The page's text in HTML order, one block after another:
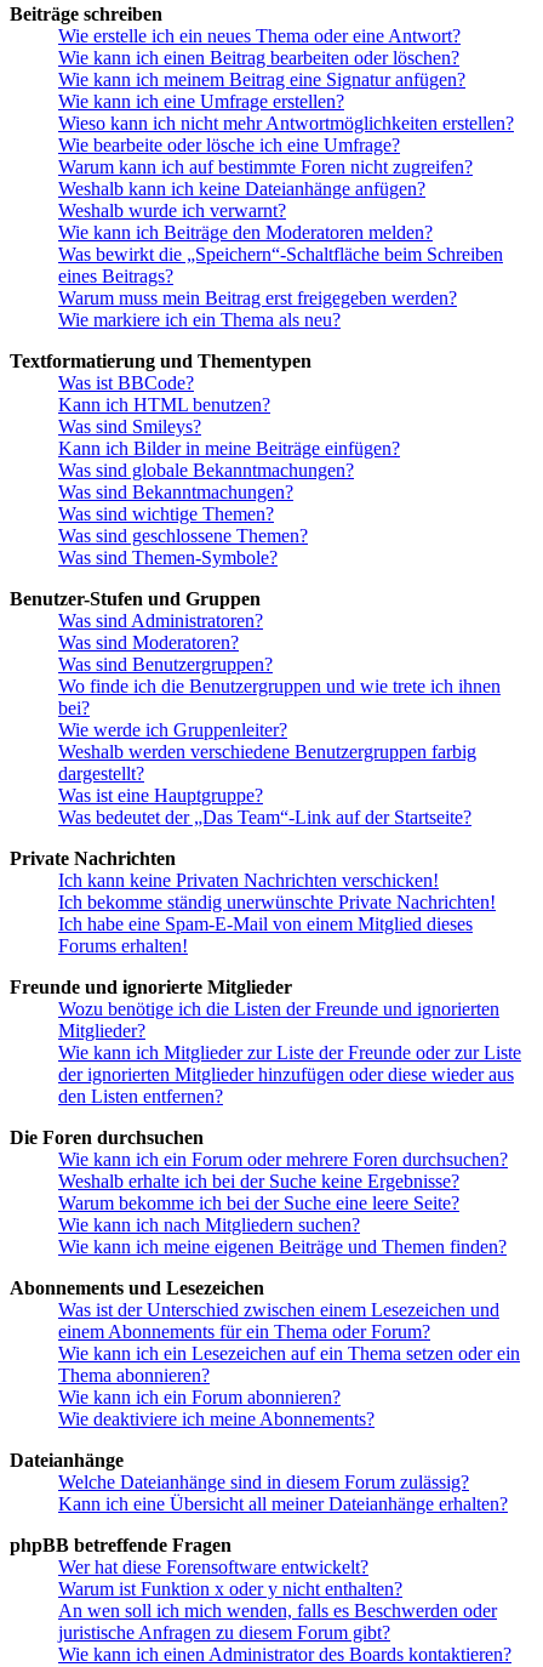
Beiträge schreiben
Wie erstelle ich ein neues Thema oder eine Antwort?
Wie kann ich einen Beitrag bearbeiten oder löschen?
Wie kann ich meinem Beitrag eine Signatur anfügen?
Wie kann ich eine Umfrage erstellen?
Wieso kann ich nicht mehr Antwortmöglichkeiten erstellen?
Wie bearbeite oder lösche ich eine Umfrage?
Warum kann ich auf bestimmte Foren nicht zugreifen?
Weshalb kann ich keine Dateianhänge anfügen?
Weshalb wurde ich verwarnt?
Wie kann ich Beiträge den Moderatoren melden?
Was bewirkt die „Speichern“-Schaltfläche beim Schreiben
eines Beitrags?
Warum muss mein Beitrag erst freigegeben werden?
Wie markiere ich ein Thema als neu?
Textformatierung und Thementypen
Was ist BBCode?
Kann ich HTML benutzen?
Was sind Smileys?
Kann ich Bilder in meine Beiträge einfügen?
Was sind globale Bekanntmachungen?
Was sind Bekanntmachungen?
Was sind wichtige Themen?
Was sind geschlossene Themen?
Was sind Themen-Symbole?
Benutzer-Stufen und Gruppen
Was sind Administratoren?
Was sind Moderatoren?
Was sind Benutzergruppen?
Wo finde ich die Benutzergruppen und wie trete ich ihnen
bei?
Wie werde ich Gruppenleiter?
Weshalb werden verschiedene Benutzergruppen farbig
dargestellt?
Was ist eine Hauptgruppe?
Was bedeutet der „Das Team“-Link auf der Startseite?
Private Nachrichten
Ich kann keine Privaten Nachrichten verschicken!
Ich bekomme ständig unerwünschte Private Nachrichten!
Ich habe eine Spam-E-Mail von einem Mitglied dieses
Forums erhalten!
Freunde und ignorierte Mitglieder
Wozu benötige ich die Listen der Freunde und ignorierten
Mitglieder?
Wie kann ich Mitglieder zur Liste der Freunde oder zur Liste
der ignorierten Mitglieder hinzufügen oder diese wieder aus
den Listen entfernen?
Die Foren durchsuchen
Wie kann ich ein Forum oder mehrere Foren durchsuchen?
Weshalb erhalte ich bei der Suche keine Ergebnisse?
Warum bekomme ich bei der Suche eine leere Seite?
Wie kann ich nach Mitgliedern suchen?
Wie kann ich meine eigenen Beiträge und Themen finden?
Abonnements und Lesezeichen
Was ist der Unterschied zwischen einem Lesezeichen und
einem Abonnements für ein Thema oder Forum?
Wie kann ich ein Lesezeichen auf ein Thema setzen oder ein
Thema abonnieren?
Wie kann ich ein Forum abonnieren?
Wie deaktiviere ich meine Abonnements?
Dateianhänge
Welche Dateianhänge sind in diesem Forum zulässig?
Kann ich eine Übersicht all meiner Dateianhänge erhalten?
phpBB betreffende Fragen
Wer hat diese Forensoftware entwickelt?
Warum ist Funktion x oder y nicht enthalten?
An wen soll ich mich wenden, falls es Beschwerden oder
juristische Anfragen zu diesem Forum gibt?
Wie kann ich einen Administrator des Boards kontaktieren?